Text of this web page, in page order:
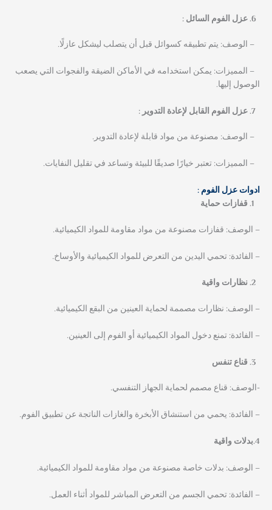
عزل الفوم السائل :
– الوصف: يتم تطبيقه كسوائل قبل أن يتصلب ليشكل عازلًا.
– المميزات: يمكن استخدامه في الأماكن الضيقة والفجوات التي يصعب
الوصول إليها.
عزل الفوم القابل لإعادة التدوير :
– الوصف: مصنوعة من مواد قابلة لإعادة التدوير.
– المميزات: تعتبر خيارًا صديقًا للبيئة وتساعد في تقليل النفايات.
ادوات عزل الفوم :
قفازات حماية
– الوصف: قفازات مصنوعة من مواد مقاومة للمواد الكيميائية.
– الفائدة: تحمي اليدين من التعرض للمواد الكيميائية والأوساخ.
نظارات واقية
– الوصف: نظارات مصممة لحماية العينين من البقع الكيميائية.
– الفائدة: تمنع دخول المواد الكيميائية أو الفوم إلى العينين.
قناع تنفس
-الوصف: قناع مصمم لحماية الجهاز التنفسي.
– الفائدة: يحمي من استنشاق الأبخرة والغازات الناتجة عن تطبيق الفوم.
4.بدلات واقية
– الوصف: بدلات خاصة مصنوعة من مواد مقاومة للمواد الكيميائية.
– الفائدة: تحمي الجسم من التعرض المباشر للمواد أثناء العمل.